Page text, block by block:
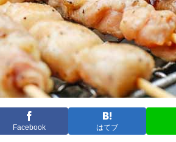
Facebook はてブ